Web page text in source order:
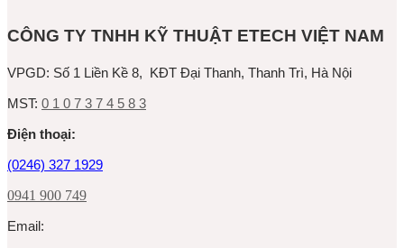
CÔNG TY TNHH KỸ THUẬT ETECH VIỆT NAM
VPGD: Số 1 Liền Kề 8, KĐT Đại Thanh, Thanh Trì, Hà Nội
MST: 0 1 0 7 3 7 4 5 8 3
Ðiện thoại:
(0246) 327 1929
0941 900 749
Email: